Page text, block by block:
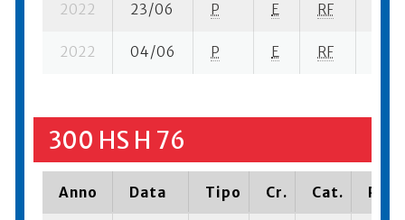
2022 23/06 P E RF
2022 04/06 P E RF
300 HS H 76
Anno Data Tipo Cr. Cat.